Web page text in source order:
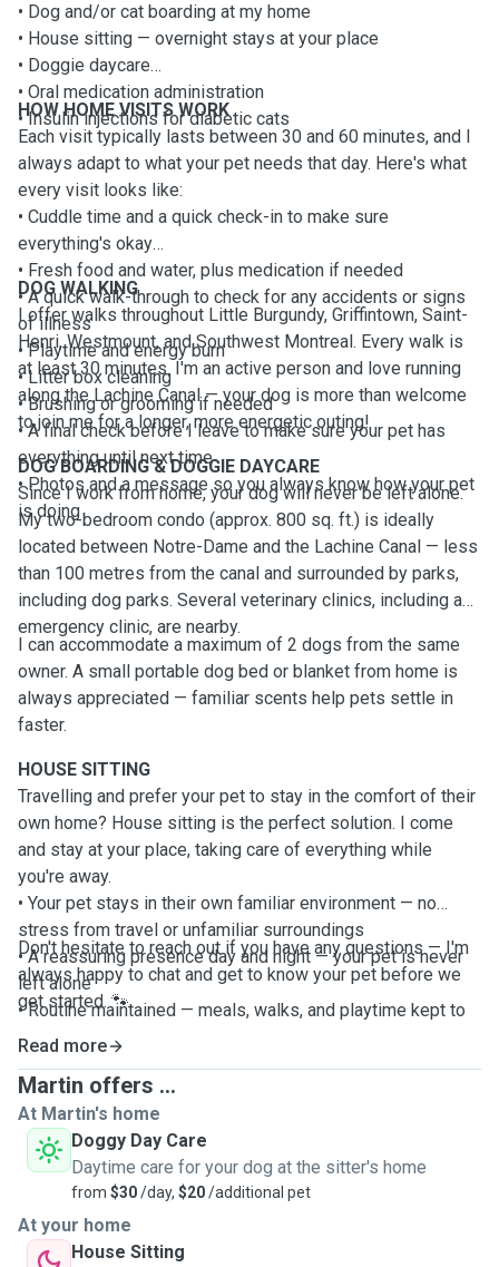
• Dog and/or cat boarding at my home
• House sitting — overnight stays at your place
• Doggie daycare
• Oral medication administration
• Insulin injections for diabetic cats
HOW HOME VISITS WORK
Each visit typically lasts between 30 and 60 minutes, and I
always adapt to what your pet needs that day. Here's what
every visit looks like:
• Cuddle time and a quick check-in to make sure
everything's okay
• Fresh food and water, plus medication if needed
• A quick walk-through to check for any accidents or signs
of illness
• Playtime and energy burn
• Litter box cleaning
• Brushing or grooming if needed
• A final check before I leave to make sure your pet has
everything until next time
• Photos and a message so you always know how your pet
is doing
DOG WALKING
I offer walks throughout Little Burgundy, Griffintown, Saint-
Henri, Westmount, and Southwest Montreal. Every walk is
at least 30 minutes. I'm an active person and love running
along the Lachine Canal — your dog is more than welcome
to join me for a longer, more energetic outing!
DOG BOARDING & DOGGIE DAYCARE
Since I work from home, your dog will never be left alone.
My two-bedroom condo (approx. 800 sq. ft.) is ideally
located between Notre-Dame and the Lachine Canal — less
than 100 metres from the canal and surrounded by parks,
including dog parks. Several veterinary clinics, including an
emergency clinic, are nearby.
I can accommodate a maximum of 2 dogs from the same
owner. A small portable dog bed or blanket from home is
always appreciated — familiar scents help pets settle in
faster.
HOUSE SITTING
Travelling and prefer your pet to stay in the comfort of their
own home? House sitting is the perfect solution. I come
and stay at your place, taking care of everything while
you're away.
• Your pet stays in their own familiar environment — no
stress from travel or unfamiliar surroundings
• A reassuring presence day and night — your pet is never
left alone
• Routine maintained — meals, walks, and playtime kept to
their usual schedule
• Your home is occupied and secure while you're away
• Regular updates with photos so you always have peace of
mind, wherever you are
• Medication administration, insulin injections, and any
special care needs are fully covered
Don't hesitate to reach out if you have any questions — I'm
always happy to chat and get to know your pet before we
get started. 🐾
Read more
Martin offers ...
At Martin's home
Doggy Day Care
Daytime care for your dog at the sitter's home
from $30/day, $20/additional pet
At your home
House Sitting